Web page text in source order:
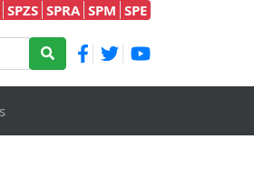
SPZS SPRA SPM SPE